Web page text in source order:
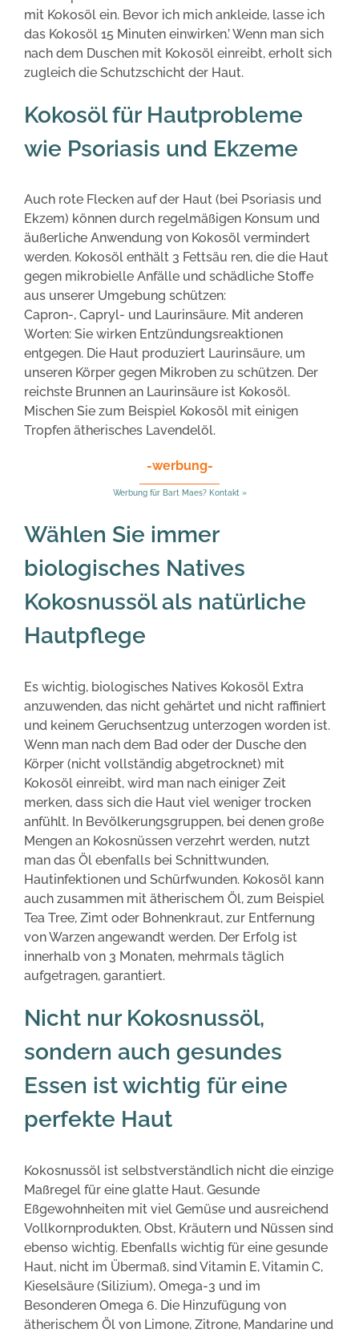
mit Kokosöl ein. Bevor ich mich ankleide, lasse ich
das Kokosöl 15 Minuten einwirken.’ Wenn man sich
nach dem Duschen mit Kokosöl einreibt, erholt sich
zugleich die Schutzschicht der Haut.
Kokosöl für Hautprobleme
wie Psoriasis und Ekzeme
Auch rote Flecken auf der Haut (bei Psoriasis und
Ekzem) können durch regelmäßigen Konsum und
äußerliche Anwendung von Kokosöl vermindert
werden. Kokosöl enthält 3 Fettsäu ren, die die Haut
gegen mikrobielle Anfälle und schädliche Stoffe
aus unserer Umgebung schützen:
Capron-, Capryl- und Laurinsäure. Mit anderen
Worten: Sie wirken Entzündungsreaktionen
entgegen. Die Haut produziert Laurinsäure, um
unseren Körper gegen Mikroben zu schützen. Der
reichste Brunnen an Laurinsäure ist Kokosöl.
Mischen Sie zum Beispiel Kokosöl mit einigen
Tropfen ätherisches Lavendelöl.
-werbung-
Werbung für Bart Maes? Kontakt »
Wählen Sie immer
biologisches Natives
Kokosnussöl als natürliche
Hautpflege
Es wichtig, biologisches Natives Kokosöl Extra
anzuwenden, das nicht gehärtet und nicht raffiniert
und keinem Geruchsentzug unterzogen worden ist.
Wenn man nach dem Bad oder der Dusche den
Körper (nicht vollständig abgetrocknet) mit
Kokosöl einreibt, wird man nach einiger Zeit
merken, dass sich die Haut viel weniger trocken
anfühlt. In Bevölkerungsgruppen, bei denen große
Mengen an Kokosnüssen verzehrt werden, nutzt
man das Öl ebenfalls bei Schnittwunden,
Hautinfektionen und Schürfwunden. Kokosöl kann
auch zusammen mit ätherischem Öl, zum Beispiel
Tea Tree, Zimt oder Bohnenkraut, zur Entfernung
von Warzen angewandt werden. Der Erfolg ist
innerhalb von 3 Monaten, mehrmals täglich
aufgetragen, garantiert.
Nicht nur Kokosnussöl,
sondern auch gesundes
Essen ist wichtig für eine
perfekte Haut
Kokosnussöl ist selbstverständlich nicht die einzige
Maßregel für eine glatte Haut. Gesunde
Eßgewohnheiten mit viel Gemüse und ausreichend
Vollkornprodukten, Obst, Kräutern und Nüssen sind
ebenso wichtig. Ebenfalls wichtig für eine gesunde
Haut, nicht im Übermaß, sind Vitamin E, Vitamin C,
Kieselsäure (Silizium), Omega-3 und im
Besonderen Omega 6. Die Hinzufügung von
ätherischem Öl von Limone, Zitrone, Mandarine und